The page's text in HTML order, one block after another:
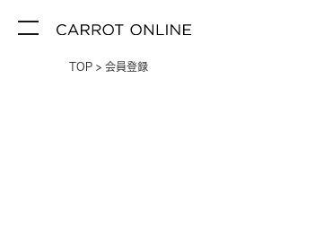
TOP 会員登録